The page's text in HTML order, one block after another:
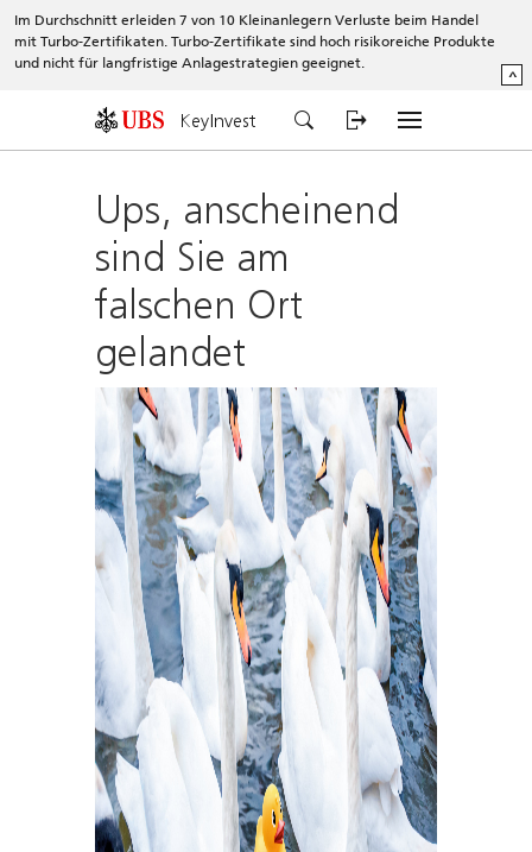
Im Durchschnitt erleiden 7 von 10 Kleinanlegern Verluste beim Handel
mit Turbo-Zertifikaten. Turbo-Zertifikate sind hoch risikoreiche Produkte
und nicht für langfristige Anlagestrategien geeignet.
^
KeyInvest
Ups, anscheinend
sind Sie am
falschen Ort
gelandet